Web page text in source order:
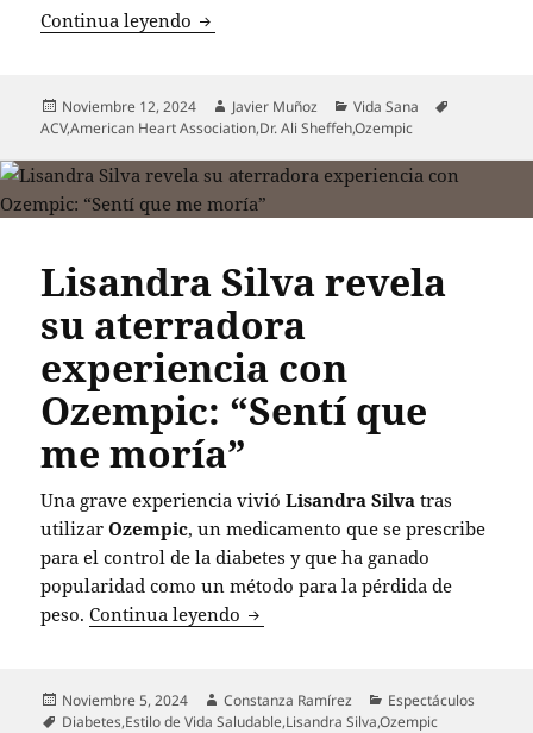
Continua leyendo Medicamentos para bajar de peso
Publicado
el
Noviembre 12, 2024 Autor
Javier Muñoz Categorías
Vida Sana
ACV,American Heart Association,Dr. Ali Sheffeh,Ozempic
Lisandra Silva revela
su aterradora
experiencia con
Ozempic: “Sentí que
me moría”
Una grave experiencia vivióLisandra Silva tras
utilizarOzempic, un medicamento que se prescribe
para el control de la diabetes y que ha ganado
popularidad como un método para la pérdida de
peso.Continua leyendo Lisandra Silva revela su
Publicado
el
Noviembre 5, 2024 Autor
Constanza Ramírez Categorías
Espectáculos
Etiquetas
Diabetes,Estilo de Vida Saludable,Lisandra Silva,Ozempic